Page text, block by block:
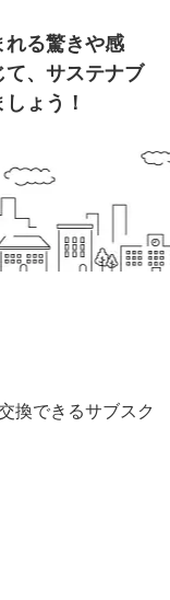
れる驚きや感
、サステナブ
ょう！
換できるサブスク